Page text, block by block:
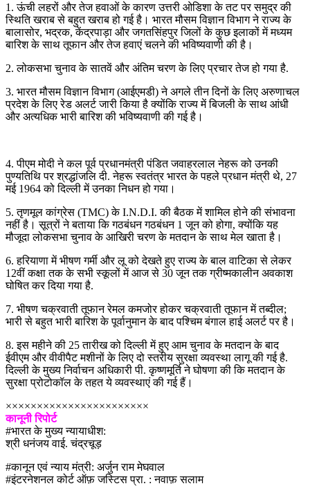
1. ऊंची लहरों और तेज हवाओं के कारण उत्तरी ओडिशा के तट पर समुद्र की
स्थिति खराब से बहुत खराब हो गई है। भारत मौसम विज्ञान विभाग ने राज्य के
बालासोर, भद्रक, केंद्रपाड़ा और जगतसिंहपुर जिलों के कुछ इलाकों में मध्यम
बारिश के साथ तूफान और तेज हवाएं चलने की भविष्यवाणी की है।
2. लोकसभा चुनाव के सातवें और अंतिम चरण के लिए प्रचार तेज हो गया है.
3. भारत मौसम विज्ञान विभाग (आईएमडी) ने अगले तीन दिनों के लिए अरुणाचल
प्रदेश के लिए रेड अलर्ट जारी किया है क्योंकि राज्य में बिजली के साथ आंधी
और अत्यधिक भारी बारिश की भविष्यवाणी की गई है।
4. पीएम मोदी ने कल पूर्व प्रधानमंत्री पंडित जवाहरलाल नेहरू को उनकी
पुण्यतिथि पर श्रद्धांजलि दी. नेहरू स्वतंत्र भारत के पहले प्रधान मंत्री थे, 27
मई 1964 को दिल्ली में उनका निधन हो गया।
5. तृणमूल कांग्रेस (TMC) के I.N.D.I. की बैठक में शामिल होने की संभावना
नहीं है। सूत्रों ने बताया कि गठबंधन गठबंधन 1 जून को होगा, क्योंकि यह
मौजूदा लोकसभा चुनाव के आखिरी चरण के मतदान के साथ मेल खाता है।
6. हरियाणा में भीषण गर्मी और लू को देखते हुए राज्य के बाल वाटिका से लेकर
12वीं कक्षा तक के सभी स्कूलों में आज से 30 जून तक ग्रीष्मकालीन अवकाश
घोषित कर दिया गया है.
7. भीषण चक्रवाती तूफान रेमल कमजोर होकर चक्रवाती तूफान में तब्दील;
भारी से बहुत भारी बारिश के पूर्वानुमान के बाद पश्चिम बंगाल हाई अलर्ट पर है।
8. इस महीने की 25 तारीख को दिल्ली में हुए आम चुनाव के मतदान के बाद
ईवीएम और वीवीपैट मशीनों के लिए दो स्तरीय सुरक्षा व्यवस्था लागू की गई है.
दिल्ली के मुख्य निर्वाचन अधिकारी पी. कृष्णमूर्ति ने घोषणा की कि मतदान के
सुरक्षा प्रोटोकॉल के तहत ये व्यवस्थाएं की गई हैं।
×××××××××××××××××××××××
कानूनी रिपोर्ट
#भारत के मुख्य न्यायाधीश:
श्री धनंजय वाई. चंद्रचूड़
#कानून एवं न्याय मंत्री: अर्जुन राम मेघवाल
#इंटरनेशनल कोर्ट ऑफ़ जस्टिस प्रा. : नवाफ़ सलाम